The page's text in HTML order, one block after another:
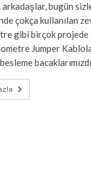
bugün
çokça kullanılan
gibi birçok projede
Jumper